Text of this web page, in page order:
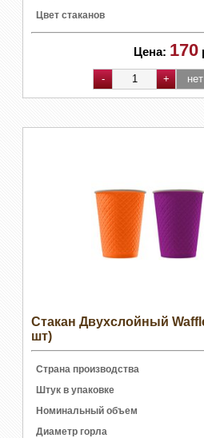
Цвет стаканов
Цена: 170
Стакан Двухслойный
шт)
Страна производства
Штук в упаковке
Номинальный объем
Диаметр горла